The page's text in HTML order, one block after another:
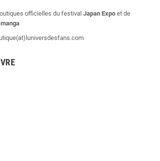
officielles du festival Japan Expo et de